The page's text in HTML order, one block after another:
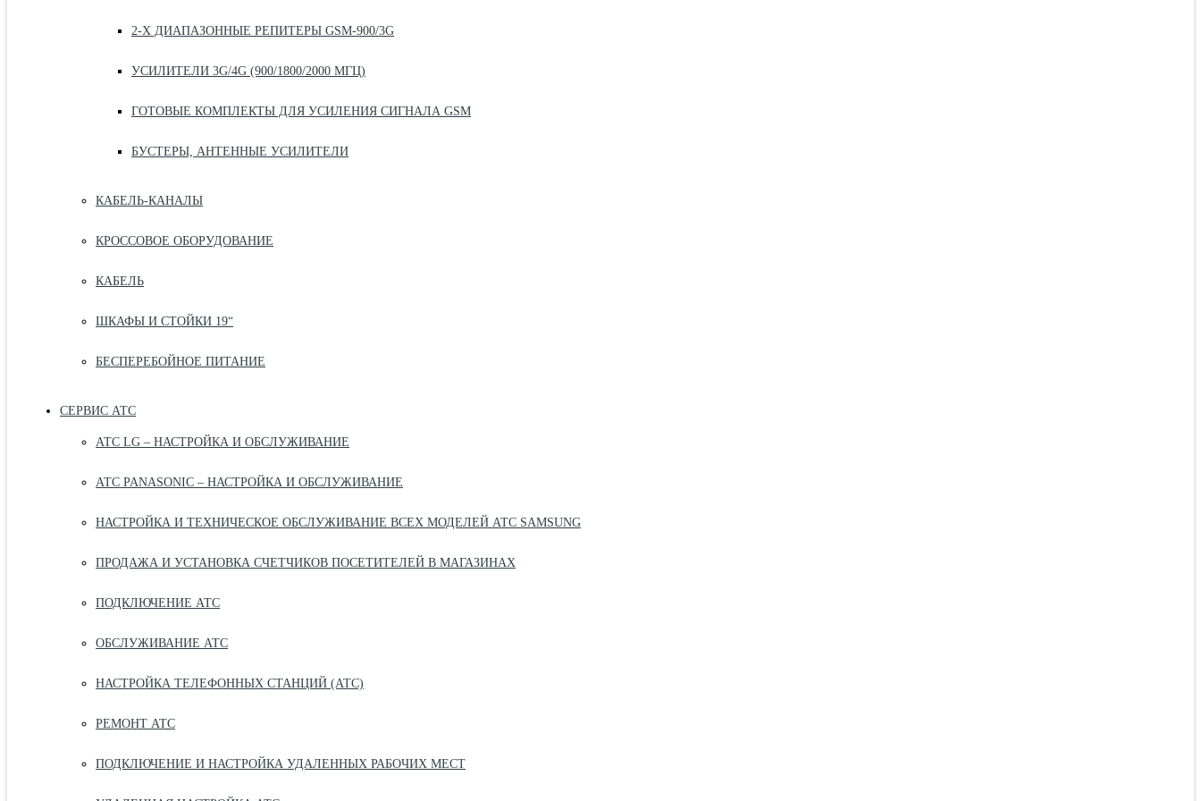
2-Х ДИАПАЗОННЫЕ РЕПИТЕРЫ GSM-900/3G
УСИЛИТЕЛИ 3G/4G (900/1800/2000 МГЦ)
ГОТОВЫЕ КОМПЛЕКТЫ ДЛЯ УСИЛЕНИЯ СИГНАЛА GSM
БУСТЕРЫ, АНТЕННЫЕ УСИЛИТЕЛИ
КАБЕЛЬ-КАНАЛЫ
КРОССОВОЕ ОБОРУДОВАНИЕ
КАБЕЛЬ
ШКАФЫ И СТОЙКИ 19“
БЕСПЕРЕБОЙНОЕ ПИТАНИЕ
СЕРВИС АТС
АТС LG – НАСТРОЙКА И ОБСЛУЖИВАНИЕ
АТС PANASONIC – НАСТРОЙКА И ОБСЛУЖИВАНИЕ
НАСТРОЙКА И ТЕХНИЧЕСКОЕ ОБСЛУЖИВАНИЕ ВСЕХ МОДЕЛЕЙ АТС SAMSUNG
ПРОДАЖА И УСТАНОВКА СЧЕТЧИКОВ ПОСЕТИТЕЛЕЙ В МАГАЗИНАХ
ПОДКЛЮЧЕНИЕ АТС
ОБСЛУЖИВАНИЕ АТС
НАСТРОЙКА ТЕЛЕФОННЫХ СТАНЦИЙ (АТС)
РЕМОНТ АТС
ПОДКЛЮЧЕНИЕ И НАСТРОЙКА УДАЛЕННЫХ РАБОЧИХ МЕСТ